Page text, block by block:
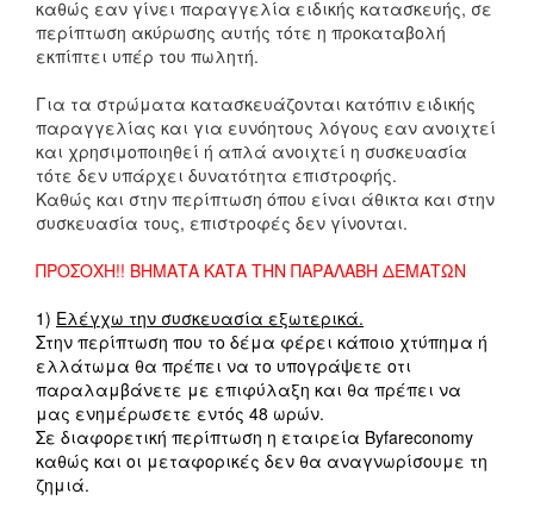
καθώς εαν γίνει παραγγελία ειδικής κατασκευής, σε
περίπτωση ακύρωσης αυτής τότε η προκαταβολή
εκπίπτει υπέρ του πωλητή.
Για τα στρώματα κατασκευάζονται κατόπιν ειδικής
παραγγελίας και για ευνόητους λόγους εαν ανοιχτεί
και χρησιμοποιηθεί ή απλά ανοιχτεί η συσκευασία
τότε δεν υπάρχει δυνατότητα επιστροφής.
Καθώς και στην περίπτωση όπου είναι άθικτα και στην
συσκευασία τους, επιστροφές δεν γίνονται.
ΠΡΟΣΟΧΗ!! ΒΗΜΑΤΑ ΚΑΤΑ ΤΗΝ ΠΑΡΑΛΑΒΗ ΔΕΜΑΤΩΝ
1) Ελέγχω την συσκευασία εξωτερικά.
Στην περίπτωση που το δέμα φέρει κάποιο χτύπημα ή
ελλάτωμα θα πρέπει να το υπογράψετε οτι
παραλαμβάνετε με επιφύλαξη και θα πρέπει να
μας ενημέρωσετε εντός 48 ωρών.
Σε διαφορετική περίπτωση η εταιρεία Byfareconomy
καθώς και οι μεταφορικές δεν θα αναγνωρίσουμε τη
ζημιά.